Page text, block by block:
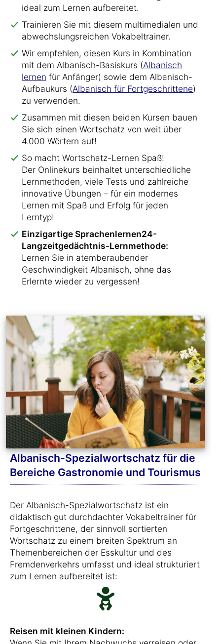
ideal zum Lernen aufbereitet.
Trainieren Sie mit diesem multimedialen und
abwechslungsreichen Vokabeltrainer.
Wir empfehlen, diesen Kurs in Kombination
mit dem Albanisch-Basiskurs (Albanisch
lernen für Anfänger) sowie dem Albanisch-
Aufbaukurs (Albanisch für Fortgeschrittene)
zu verwenden.
Zusammen mit diesen beiden Kursen bauen
Sie sich einen Wortschatz von weit über
4.000 Wörtern auf!
So macht Wortschatz-Lernen Spaß!
Der Onlinekurs beinhaltet unterschiedliche
Lernmethoden, viele Tests und zahlreiche
innovative Übungen – für ein modernes
Lernen mit Spaß und Erfolg für jeden
Lerntyp!
Einzigartige Sprachenlernen24-
Langzeitgedächtnis-Lernmethode:
Lernen Sie in atemberaubender
Geschwindigkeit Albanisch, ohne das
Erlernte wieder zu vergessen!
Albanisch-Spezialwortschatz für die
Bereiche Gastronomie und Tourismus
Der Albanisch-Spezialwortschatz ist ein
didaktisch gut durchdachter Vokabeltrainer für
Fortgeschrittene, der sinnvoll sortierten
Wortschatz zu einem breiten Spektrum an
Themenbereichen der Esskultur und des
Fremdenverkehrs umfasst und ideal strukturiert
zum Lernen aufbereitet ist:
Reisen mit kleinen Kindern: